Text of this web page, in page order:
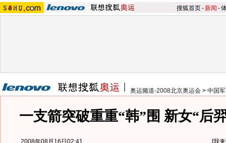
搜狐首页-新闻 -
奥运频道-2008北京奥运会 > 中国
一支箭突破重重“韩”围 新女“后
2008年08月16日02:41 [我